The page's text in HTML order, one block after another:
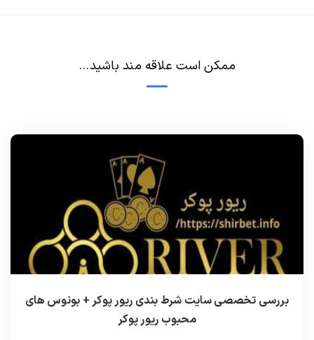
ممکن است علاقه مند باشید...
بررسی تخصصی سایت شرط بندی ریور پوکر + بونوس های
محبوب ریور پوکر